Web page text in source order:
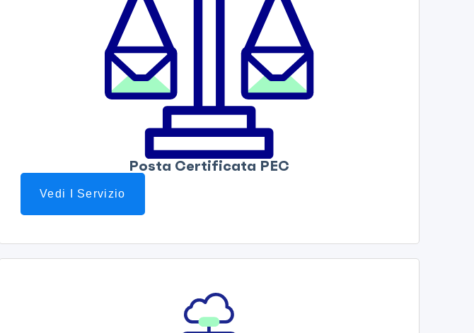
Posta Certificata PEC
Vedi I Servizio